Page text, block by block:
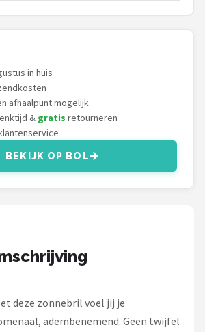
in huis
afhaalpunt mogelijk
& gratis retourneren
BEKIJK OP BOL
deze zonnebril voel jij je
adembenemend. Geen twijfel